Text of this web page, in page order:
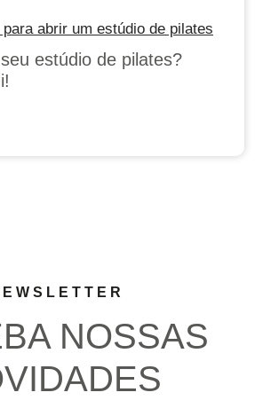
abrir um estúdio de pilates
estúdio de pilates?
NOSSAS